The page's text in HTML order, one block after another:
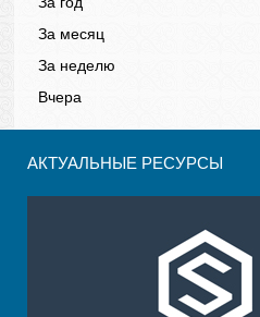
За месяц
За неделю
Вчера
АКТУАЛЬНЫЕ РЕСУРСЫ